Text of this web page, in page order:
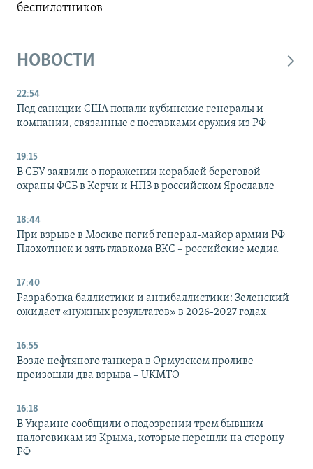
беспилотников
НОВОСТИ
22:54
Под санкции США попали кубинские генералы и
компании, связанные с поставками оружия из РФ
19:15
В СБУ заявили о поражении кораблей береговой
охраны ФСБ в Керчи и НПЗ в российском Ярославле
18:44
При взрыве в Москве погиб генерал-майор армии РФ
Плохотнюк и зять главкома ВКС – российские медиа
17:40
Разработка баллистики и антибаллистики: Зеленский
ожидает «нужных результатов» в 2026-2027 годах
16:55
Возле нефтяного танкера в Ормузском проливе
произошли два взрыва – UKMTO
16:18
В Украине сообщили о подозрении трем бывшим
налоговикам из Крыма, которые перешли на сторону
РФ